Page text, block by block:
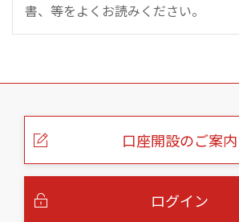
書、等をよくお読みください。
こ
口座開設のご案内
ログイン